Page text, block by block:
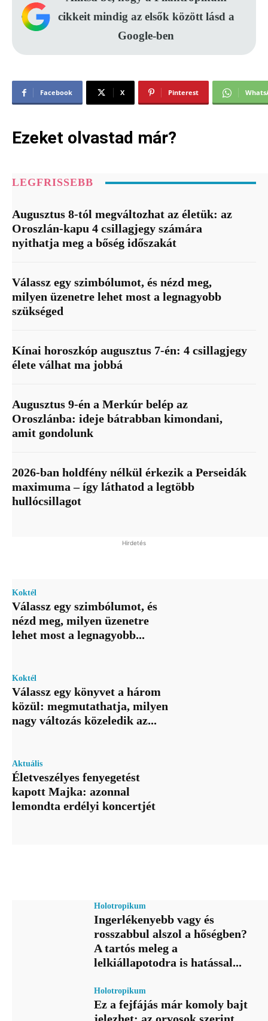
cikkeit mindig az elsők között lásd a
Google-ben
Facebook X Pinterest
Ezeket olvastad már?
LEGFRISSEBB
Augusztus 8-tól megváltozhat az életük: az
Oroszlán-kapu 4 csillagjegy számára
nyithatja meg a bőség időszakát
Válassz egy szimbólumot, és nézd meg,
milyen üzenetre lehet most a legnagyobb
szükséged
Kínai horoszkóp augusztus 7-én: 4 csillagjegy
élete válhat ma jobbá
Augusztus 9-én a Merkúr belép az
Oroszlánba: ideje bátrabban kimondani,
amit gondolunk
2026-ban holdfény nélkül érkezik a Perseidák
maximuma – így láthatod a legtöbb
hullócsillagot
Hirdetés
Koktél
Válassz egy szimbólumot, és
nézd meg, milyen üzenetre
lehet most a legnagyobb...
Koktél
Válassz egy könyvet a három
közül: megmutathatja, milyen
nagy változás közeledik az...
Aktuális
Életveszélyes fenyegetést
kapott Majka: azonnal
lemondta erdélyi koncertjét
Holotropikum
Ingerlékenyebb vagy és
rosszabbul alszol a hőségben?
A tartós meleg a
lelkiállapotodra is hatással...
Holotropikum
Ez a fejfájás már komoly bajt